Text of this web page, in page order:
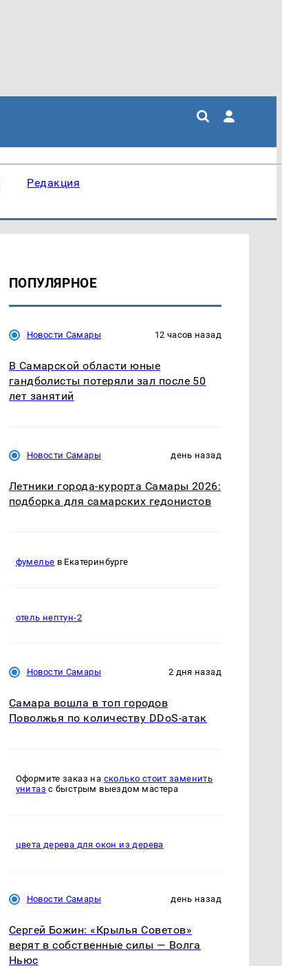
Редакция
ПОПУЛЯРНОЕ
Новости Самары 12 часов назад
В Самарской области юные
гандболисты потеряли зал после 50
лет занятий
Новости Самары день назад
Летники города-курорта Самары 2026:
подборка для самарских гедонистов
фумелье в Екатеринбурге
отель нептун-2
Новости Самары 2 дня назад
Самара вошла в топ городов
Поволжья по количеству DDoS-атак
Оформите заказ на сколько стоит заменить
унитаз с быстрым выездом мастера
цвета дерева для окон из дерева
Новости Самары день назад
Сергей Божин: «Крылья Советов»
верят в собственные силы — Волга
Ньюс